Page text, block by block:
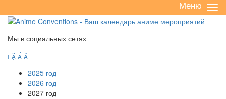
/
Меню
Мы в социальных сетях
   
2025 год
2026 год
2027 год